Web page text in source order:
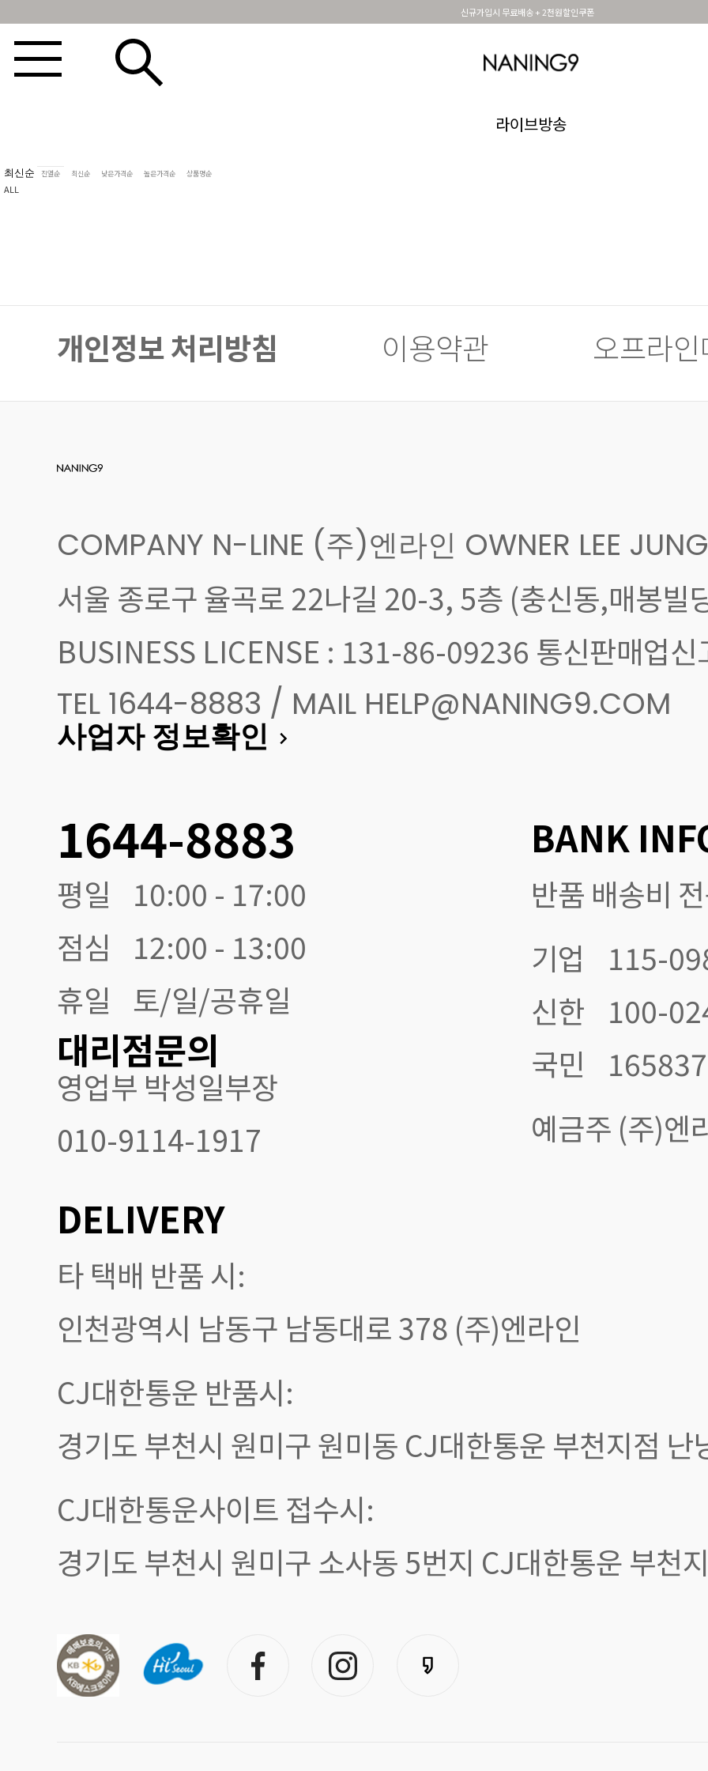
신규가입시 무료배송 + 2천원할인쿠폰
PANTS 세트아이템
라이브방송
최신순 진열순 최신순 낮은가격순 높은가격순 상품명순
ALL
개인정보 처리방침 이용약관 오프라
COMPANY N-LINE (주)엔라인 OWNER LEE
서울 종로구 율곡로 22나길 20-3, 5층 (충신동,매봉빌
BUSINESS LICENSE : 131-86-09236 통신판매업
TEL 1644-8883 / MAIL HELP@NANING9.COM
사업자 정보확인
1644-8883
평일
10:00 - 17:00
점심
12:00 - 13:00
휴일
토/일/공휴일
대리점문의
영업부 박성일부장
010-9114-1917
BANK
반품 배송비
기업
115-
신한
100-
국민
예금주 (주)엔
DELIVERY
타 택배 반품 시:
인천광역시 남동구 남동대로 378 (주)엔라인
CJ대한통운 반품시:
경기도 부천시 원미구 원미동 CJ대한통운 부천지점 난
CJ대한통운사이트 접수시:
경기도 부천시 원미구 소사동 5번지 CJ대한통운 부천